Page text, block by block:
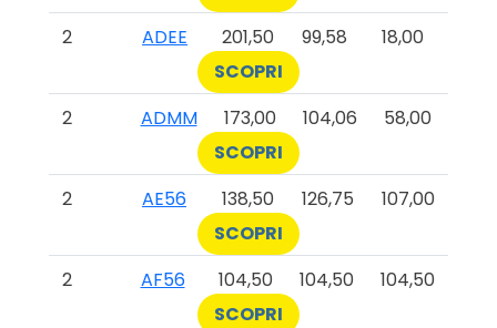
2
ADEE 201,50 99,58
18,00
SCOPRI
2
ADMM 173,00 104,06
58,00
SCOPRI
2
AE56 138,50 126,75
107,00
SCOPRI
2
AF56 104,50 104,50
104,50
SCOPRI